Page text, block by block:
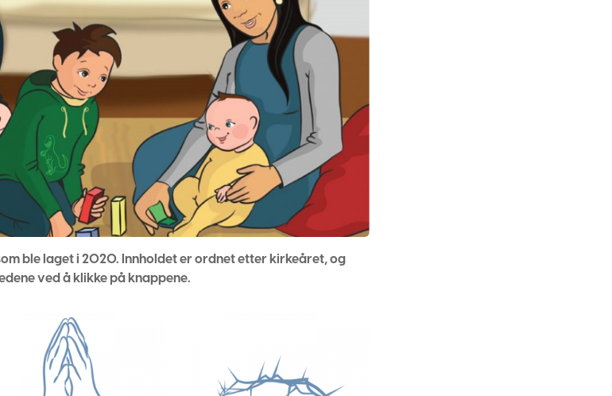
ble laget i 2020. Innholdet er ordnet etter kirkeåret, og
ved å klikke på knappene.